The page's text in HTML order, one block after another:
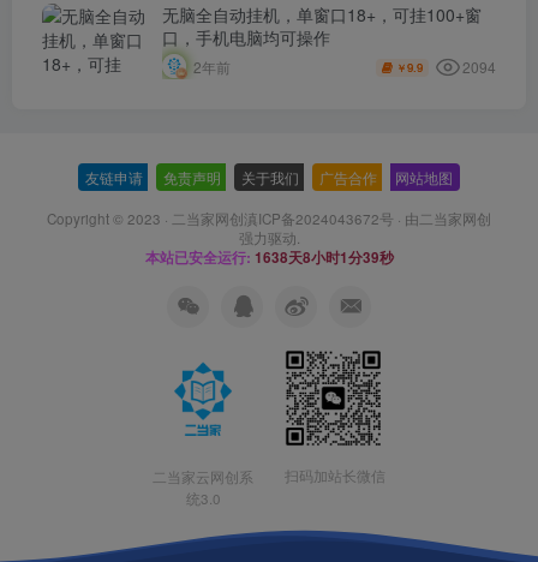
无脑全自动挂机，单窗口18+，可挂100+窗
口，手机电脑均可操作
2年前 ￥9.9 2094
友链申请 免责声明 关于我们 广告合作 网站地图
Copyright © 2023 · 二当家网创滇ICP备2024043672号 · 由二当家网创
强力驱动.
本站已安全运行: 1638天8小时1分40秒
二当家云网创系
统3.0
扫码加站长微信